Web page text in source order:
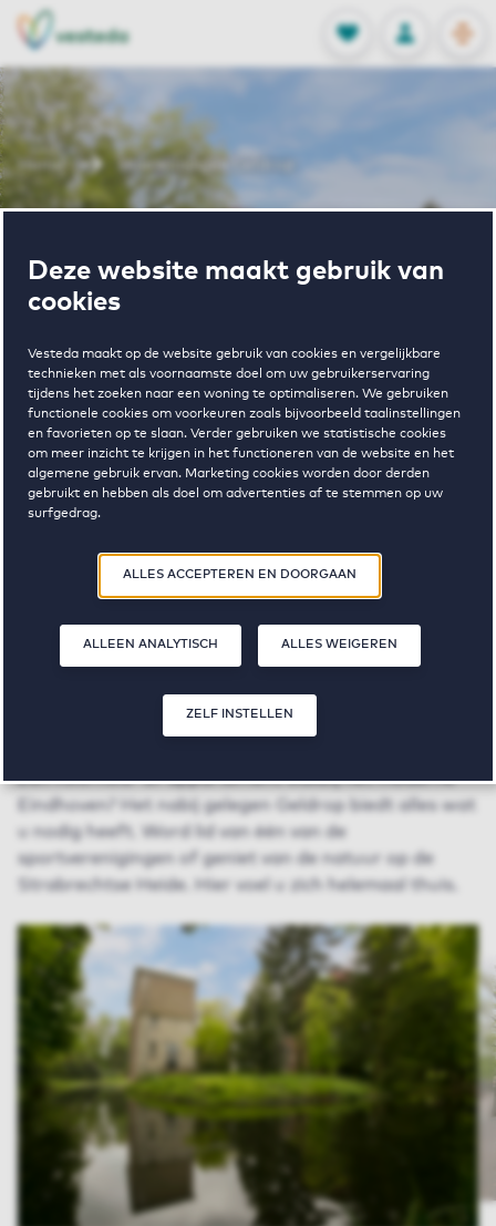
Deze website maakt gebruik van
cookies
Vesteda maakt op de website gebruik van cookies en vergelijkbare
technieken met als voornaamste doel om uw gebruikerservaring
tijdens het zoeken naar een woning te optimaliseren. We gebruiken
functionele cookies om voorkeuren zoals bijvoorbeeld taalinstellingen
en favorieten op te slaan. Verder gebruiken we statistische cookies
om meer inzicht te krijgen in het functioneren van de website en het
algemene gebruik ervan. Marketing cookies worden door derden
gebruikt en hebben als doel om advertenties af te stemmen op uw
surfgedrag.
Door op ‘Zelf instellen’ te klikken, kunt u meer lezen over onze cookies
en uw voorkeuren aanpassen. Door op ‘Alles accepteren en doorgaan’
te klikken, gaat u akkoord met het gebruik van cookies zoals
ALLES ACCEPTEREN EN DOORGAAN
ALLEEN ANALYTISCH ALLES WEIGEREN
ZELF INSTELLEN
FAVORIETEN
Opgeslagen
INLOGGEN
NL
EN
Home Huurwoningen Geldrop
Geldrop
BEKIJK HET WONINGAANBOD
Vrije sector huurwoningen in
Een huurhuis- of appartement vlakbij het moderne
Eindhoven? Het nabij gelegen Geldrop biedt alles wat
u nodig heeft. Word lid van één van de
sportverenigingen of geniet van de natuur op de
Strabrechtse Heide. Hier voel u zich helemaal thuis.